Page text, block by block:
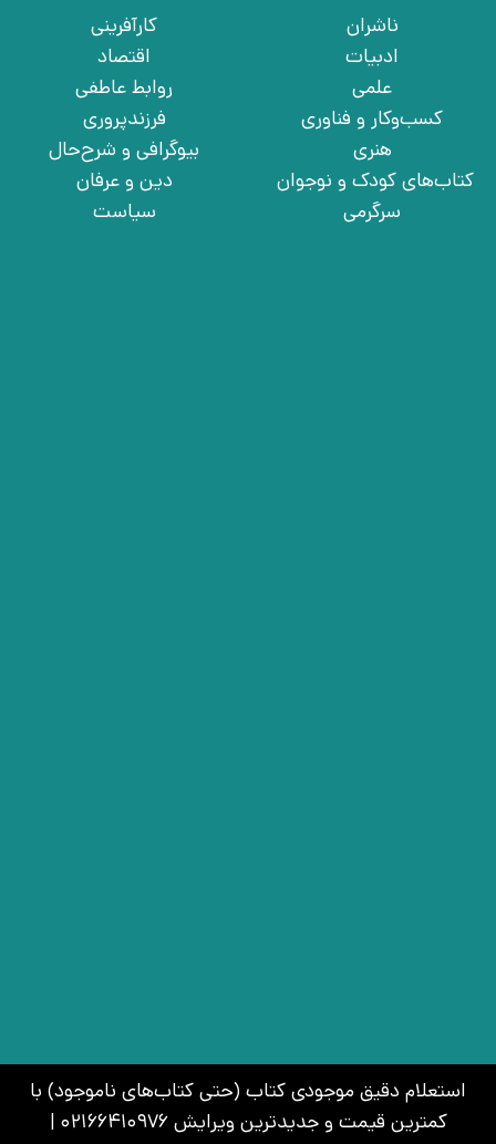
استعلام دقیق موجودی کتاب (حتی کتاب‌های ناموجود) با
کمترین قیمت و جدیدترین ویرایش 02166410976 |
ناشران
ادبیات
علمی
کسب‌وکار و فناوری
هنری
کتاب‌های کودک و نوجوان
سرگرمی
کارآفرینی
اقتصاد
روابط عاطفی
فرزندپروری
بیوگرافی و شرح‌حال
دین و عرفان
سیاست